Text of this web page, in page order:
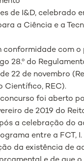
de I&D, celebrado
a Ciência e a
conformidade com o
28.º do
22 de novembro
Científico, REC).
foi aberto
de 2019 do
a celebração do
entre a FCT, I.
da existência de